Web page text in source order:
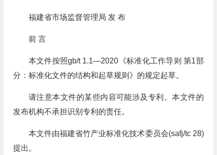
福建省市场监督管理局 发 布
前 言
本文件按照gb/t 1.1—2020《标准化工作导则 第1部
分：标准化文件的结构和起草规则》的规定起草。
请注意本文件的某些内容可能涉及专利。本文件的
发布机构不承担识别专利的责任。
本文件由福建省竹产业标准化技术委员会(safj/tc 28)
提出。